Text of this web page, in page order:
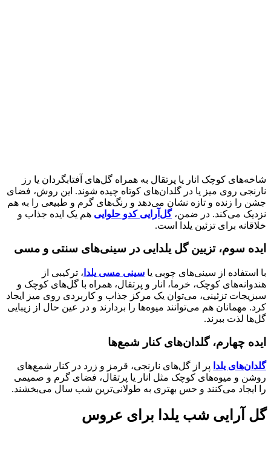
شاخه‌های کوچک انار یا پرتقال به همراه گل‌های آفتابگردان یا رز
نارنجی روی میز یا در گلدان‌های کوتاه چیده شوند. این روش، فضای
جشن را زنده و تازه نشان می‌دهد و رنگ‌های گرم و طبیعی را به هم
نزدیک می‌کند. در ضمن،گل‌آرایی کدو حلوایی هم یک ایده جذاب و
خلاقانه برای تزئین یلدا است.
ایده سوم، تزیین گل یلدایی در سینی‌های سنتی و مسی
با استفاده از سینی‌های چوبی یا سینی مسی یلدا ، ترکیبی از
هندوانه‌های کوچک، خرما، انار و پرتقال، همراه با گل‌های کوچک و
سبزیجات تزئینی، می‌توان یک مرکز جذاب و کاربردی روی میز ایجاد
کرد. مهمانان هم می‌توانند میوه‌ها را بردارند و در عین حال از زیبایی
گل‌ها لذت ببرند.
ایده چهارم، گلدان‌های کنار شمع‌ها
گلدان‌های یلدا پر از گل‌های نارنجی، قرمز و زرد در کنار شمع‌های
روشن و میوه‌های کوچک مثل انار یا پرتقال، فضای گرم و صمیمی
را ایجاد می‌کنند و حس بهتری به طولانی‌ترین شب سال می‌بخشند.
گل آرایی شب یلدا برای عروس